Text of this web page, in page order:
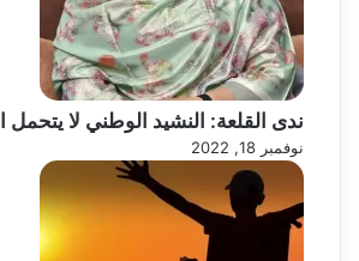
ندى القلعة: النشيد الوطني لا يتحمل
نوفمبر 18, 2022